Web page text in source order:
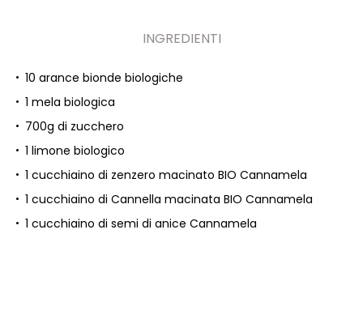
INGREDIENTI
10 arance bionde biologiche
1 mela biologica
700g di zucchero
1 limone biologico
1 cucchiaino di zenzero macinato BIO Cannamela
1 cucchiaino di Cannella macinata BIO Cannamela
1 cucchiaino di semi di anice Cannamela